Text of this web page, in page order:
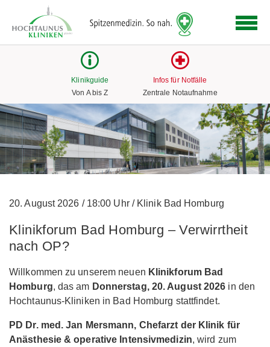
Link
zur
Startseite
Klinikguide
Von A bis Z
Infos für Notfälle
Zentrale Notaufnahme
20. August 2026 /18:00 Uhr /Klinik Bad Homburg
Klinikforum Bad Homburg – Verwirrtheit
nach OP?
Willkommen zu unserem neuen Klinikforum Bad
Homburg, das am Donnerstag, 20. August 2026 in den
Hochtaunus-Kliniken in Bad Homburg stattfindet.
PD Dr. med. Jan Mersmann, Chefarzt der Klinik für
Anästhesie & operative Intensivmedizin, wird zum